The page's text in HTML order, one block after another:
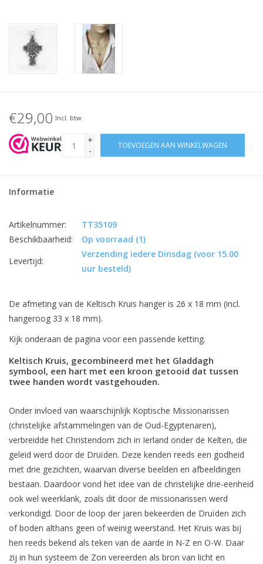
€29,00 Incl. btw
+
-
TOEVOEGEN AAN WINKELWAGEN
Informatie
Artikelnummer:
TT35109
Beschikbaarheid:
Op voorraad (1)
Levertijd:
Verzending iedere Dinsdag (voor 15.00
uur besteld)
De afmeting van de Keltisch Kruis hanger is 26 x 18 mm (incl.
hangeroog 33 x 18 mm).
Kijk onderaan de pagina voor een passende ketting.
Keltisch Kruis, gecombineerd met het Gladdagh
symbool, een hart met een kroon getooid dat tussen
twee handen wordt vastgehouden.
Onder invloed van waarschijnlijk Koptische Missionarissen
(christelijke afstammelingen van de Oud-Egyptenaren),
verbreidde het Christendom zich in Ierland onder de Kelten, die
geleid werd door de Druïden. Deze kenden reeds een godheid
met drie gezichten, waarvan diverse beelden en afbeeldingen
bestaan. Daardoor vond het idee van de christelijke drie-eenheid
ook wel weerklank, zoals dit door de missionarissen werd
verkondigd. Door de loop der jaren bekeerden de Druïden zich
of boden althans geen of weinig weerstand. Het Kruis was bij
hen reeds bekend als teken van de aarde in N-Z en O-W. Daar
zij in hun systeem de Zon vereerden als bron van licht en